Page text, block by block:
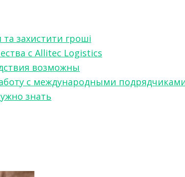
захистити гроші
с Allitec Logistics
возможны
с международными
знать